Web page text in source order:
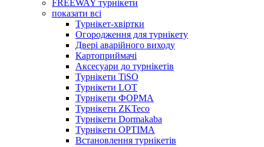
FREEWAY турнікети
показати всі
Турнікет-хвіртки
Огородження для турнікету
Двері аварійного виходу
Картоприймачі
Аксесуари до турнікетів
Турнікети TiSO
Турнікети LOT
Турнікети ФОРМА
Турнікети ZKTeco
Турнікети Dormakaba
Турнікети OPTIMA
Встановлення турнікетів